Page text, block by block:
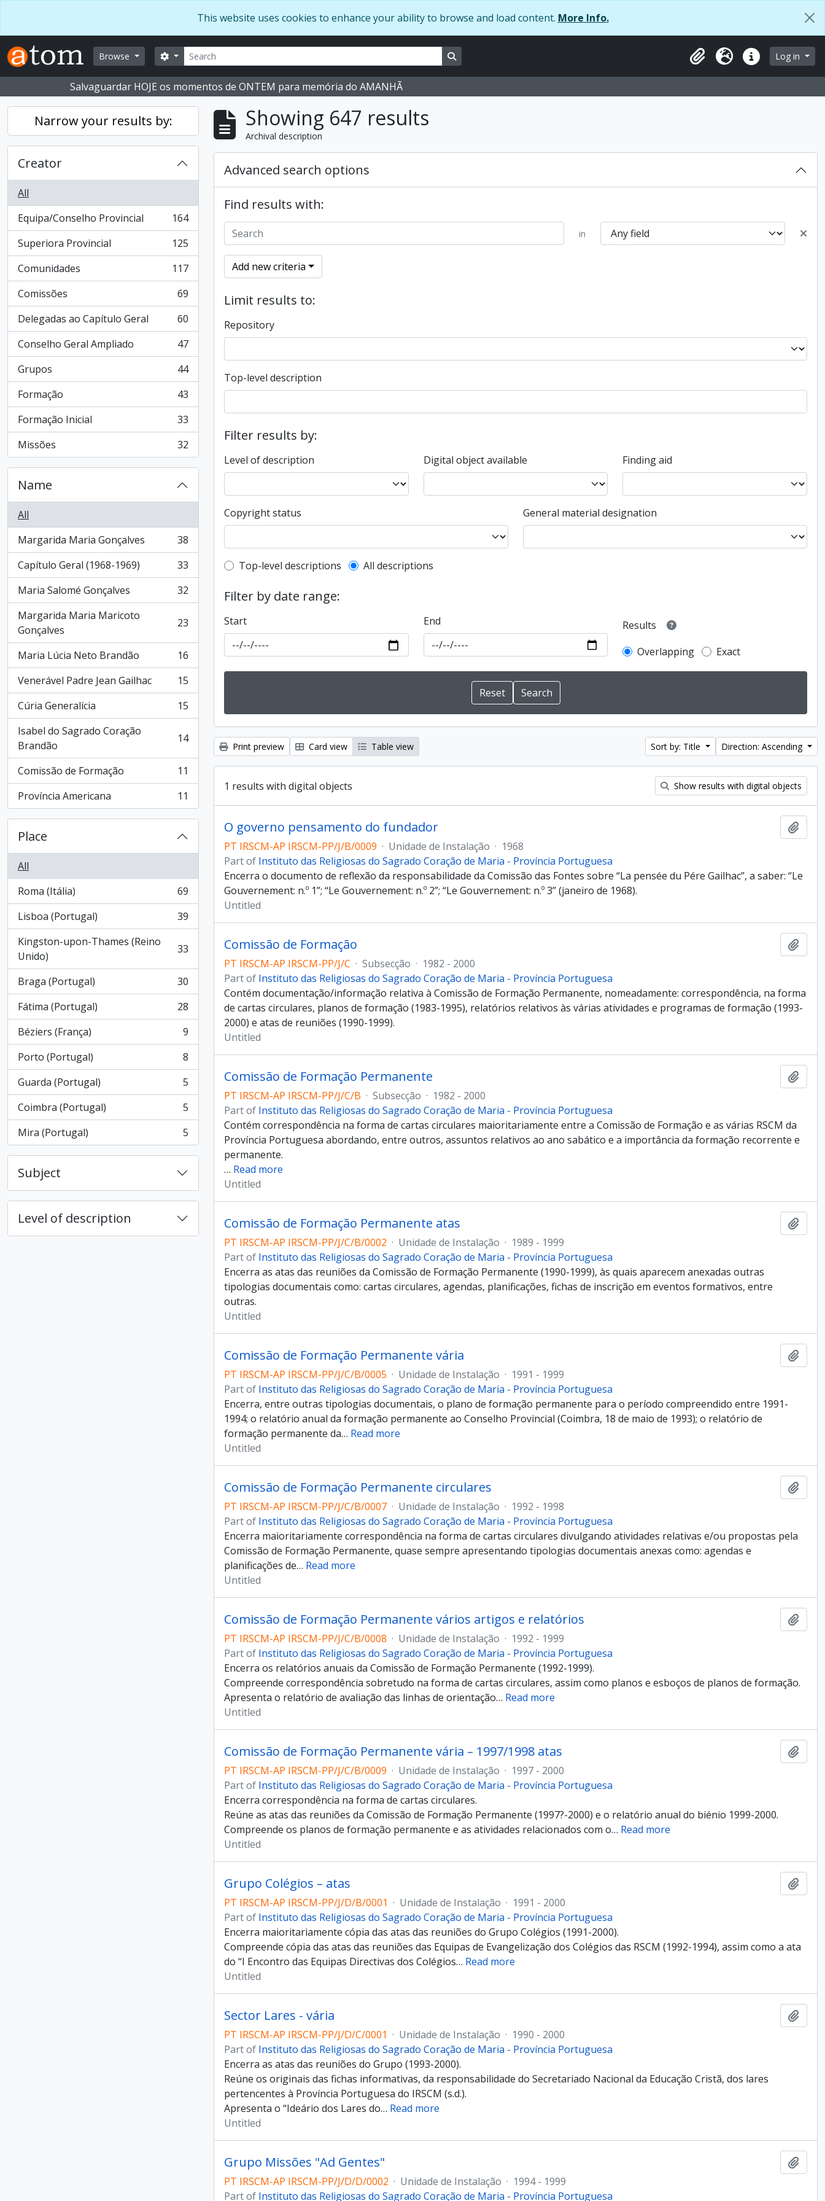
This website uses cookies to enhance your ability to browse and load content. More Info.
Browse Search
Search options
ClipboardLanguageQuick linksLog in
Salvaguardar HOJE os momentos de ONTEM para memória do AMANHÃ
Narrow your results by:
Creator
All
Equipa/Conselho Provincial
, 164 results
164
Superiora Provincial
, 125 results
125
Comunidades
, 117 results
117
Comissões
, 69 results
69
Delegadas ao Capítulo Geral
, 60 results
60
Conselho Geral Ampliado
, 47 results
47
Grupos
, 44 results
44
Formação
, 43 results
43
Formação Inicial
, 33 results
33
Missões
, 32 results 32
Name
All
Margarida Maria Gonçalves
, 38 results
38
Capítulo Geral (1968-1969)
, 33 results
33
Maria Salomé Gonçalves
, 32 results
32
Margarida Maria Maricoto
Gonçalves
, 23 results 23
Maria Lúcia Neto Brandão
, 16 results
16
Venerável Padre Jean Gailhac
, 15 results
15
Cúria Generalícia
, 15 results
15
Isabel do Sagrado Coração
Brandão
, 14 results 14
Comissão de Formação
, 11 results
11
Província Americana
, 11 results 11
Place
All
Roma (Itália)
, 69 results
69
Lisboa (Portugal)
, 39 results
39
Kingston-upon-Thames (Reino
Unido)
, 33 results 33
Braga (Portugal)
, 30 results
30
Fátima (Portugal)
, 28 results
28
Béziers (França)
, 9 results
9
Porto (Portugal)
, 8 results
8
Guarda (Portugal)
, 5 results
5
Coimbra (Portugal)
, 5 results
5
Mira (Portugal)
, 5 results 5
Subject
Level of description
Showing 647 results
Archival description
Advanced search options
Find results with:
in
Add new criteria
Limit results to:
Repository
Top-level description
Filter results by:
Level of description Digital object available Finding aid
Copyright status General material designation
Top-level description filter
Top-level descriptions All descriptions
Filter by date range:
Start End
Results
Overlapping
Exact
Print preview Card view Table view Sort by: Title Direction: Ascending
1 results with digital objects Show results with digital objects
O governo pensamento do fundador
PT IRSCM-AP IRSCM-PP/J/B/0009 · Unidade de Instalação · 1968
Part of Instituto das Religiosas do Sagrado Coração de Maria - Província Portuguesa
Encerra o documento de reflexão da responsabilidade da Comissão das Fontes sobre “La pensée du Pére Gailhac”, a saber: “Le
Gouvernement: n.º 1”; “Le Gouvernement: n.º 2”; “Le Gouvernement: n.º 3” (janeiro de 1968).
Untitled
Comissão de Formação
PT IRSCM-AP IRSCM-PP/J/C · Subsecção · 1982 - 2000
Part of Instituto das Religiosas do Sagrado Coração de Maria - Província Portuguesa
Contém documentação/informação relativa à Comissão de Formação Permanente, nomeadamente: correspondência, na forma
de cartas circulares, planos de formação (1983-1995), relatórios relativos às várias atividades e programas de formação (1993-
2000) e atas de reuniões (1990-1999).
Untitled
Comissão de Formação Permanente
PT IRSCM-AP IRSCM-PP/J/C/B · Subsecção · 1982 - 2000
Part of Instituto das Religiosas do Sagrado Coração de Maria - Província Portuguesa
Contém correspondência na forma de cartas circulares maioritariamente entre a Comissão de Formação e as várias RSCM da
Província Portuguesa abordando, entre outros, assuntos relativos ao ano sabático e a importância da formação recorrente e
permanente.
… Read more
Untitled
Comissão de Formação Permanente atas
PT IRSCM-AP IRSCM-PP/J/C/B/0002 · Unidade de Instalação · 1989 - 1999
Part of Instituto das Religiosas do Sagrado Coração de Maria - Província Portuguesa
Encerra as atas das reuniões da Comissão de Formação Permanente (1990-1999), às quais aparecem anexadas outras
tipologias documentais como: cartas circulares, agendas, planificações, fichas de inscrição em eventos formativos, entre
outras.
Untitled
Comissão de Formação Permanente vária
PT IRSCM-AP IRSCM-PP/J/C/B/0005 · Unidade de Instalação · 1991 - 1999
Part of Instituto das Religiosas do Sagrado Coração de Maria - Província Portuguesa
Encerra, entre outras tipologias documentais, o plano de formação permanente para o período compreendido entre 1991-
1994; o relatório anual da formação permanente ao Conselho Provincial (Coimbra, 18 de maio de 1993); o relatório de
formação permanente da… Read more
Untitled
Comissão de Formação Permanente circulares
PT IRSCM-AP IRSCM-PP/J/C/B/0007 · Unidade de Instalação · 1992 - 1998
Part of Instituto das Religiosas do Sagrado Coração de Maria - Província Portuguesa
Encerra maioritariamente correspondência na forma de cartas circulares divulgando atividades relativas e/ou propostas pela
Comissão de Formação Permanente, quase sempre apresentando tipologias documentais anexas como: agendas e
planificações de… Read more
Untitled
Comissão de Formação Permanente vários artigos e relatórios
PT IRSCM-AP IRSCM-PP/J/C/B/0008 · Unidade de Instalação · 1992 - 1999
Part of Instituto das Religiosas do Sagrado Coração de Maria - Província Portuguesa
Encerra os relatórios anuais da Comissão de Formação Permanente (1992-1999).
Compreende correspondência sobretudo na forma de cartas circulares, assim como planos e esboços de planos de formação.
Apresenta o relatório de avaliação das linhas de orientação… Read more
Untitled
Comissão de Formação Permanente vária – 1997/1998 atas
PT IRSCM-AP IRSCM-PP/J/C/B/0009 · Unidade de Instalação · 1997 - 2000
Part of Instituto das Religiosas do Sagrado Coração de Maria - Província Portuguesa
Encerra correspondência na forma de cartas circulares.
Reúne as atas das reuniões da Comissão de Formação Permanente (1997?-2000) e o relatório anual do biénio 1999-2000.
Compreende os planos de formação permanente e as atividades relacionados com o… Read more
Untitled
Grupo Colégios – atas
PT IRSCM-AP IRSCM-PP/J/D/B/0001 · Unidade de Instalação · 1991 - 2000
Part of Instituto das Religiosas do Sagrado Coração de Maria - Província Portuguesa
Encerra maioritariamente cópia das atas das reuniões do Grupo Colégios (1991-2000).
Compreende cópia das atas das reuniões das Equipas de Evangelização dos Colégios das RSCM (1992-1994), assim como a ata
do “I Encontro das Equipas Directivas dos Colégios… Read more
Untitled
Sector Lares - vária
PT IRSCM-AP IRSCM-PP/J/D/C/0001 · Unidade de Instalação · 1990 - 2000
Part of Instituto das Religiosas do Sagrado Coração de Maria - Província Portuguesa
Encerra as atas das reuniões do Grupo (1993-2000).
Reúne os originais das fichas informativas, da responsabilidade do Secretariado Nacional da Educação Cristã, dos lares
pertencentes à Província Portuguesa do IRSCM (s.d.).
Apresenta o “Ideário dos Lares do… Read more
Untitled
Grupo Missões "Ad Gentes"
PT IRSCM-AP IRSCM-PP/J/D/D/0002 · Unidade de Instalação · 1994 - 1999
Part of Instituto das Religiosas do Sagrado Coração de Maria - Província Portuguesa